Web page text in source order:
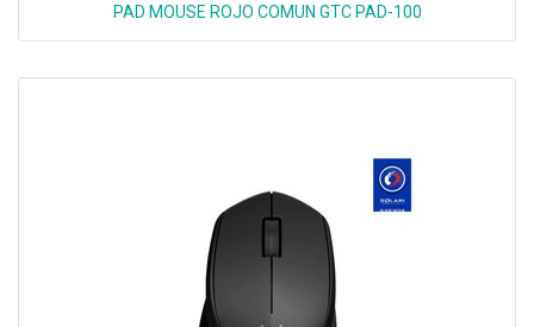
PAD MOUSE ROJO COMUN GTC PAD-100